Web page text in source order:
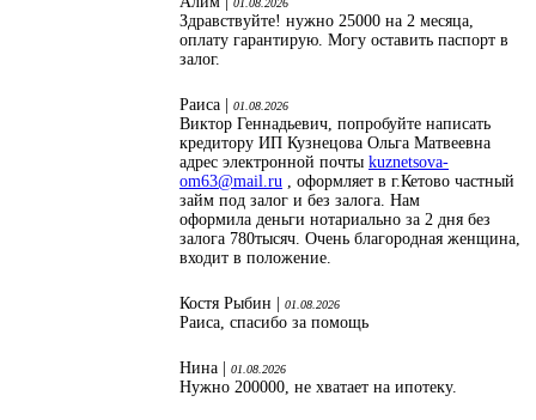
01.08.2026
Здравствуйте! нужно 25000 на 2 месяца,
оплату гарантирую. Могу оставить паспорт в
залог.
Раиса | 01.08.2026
Виктор Геннадьевич, попробуйте написать
кредитору ИП Кузнецова Ольга Матвеевна
адрес электронной почты kuznetsova-
om63@mail.ru , оформляет в г.Кетово частный
займ под залог и без залога. Нам
оформила деньги нотариально за 2 дня без
залога 780тысяч. Очень благородная женщина,
входит в положение.
Костя Рыбин | 01.08.2026
Раиса, спасибо за помощь
Нина | 01.08.2026
Нужно 200000, не хватает на ипотеку.